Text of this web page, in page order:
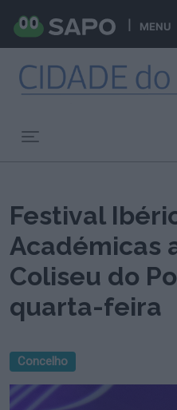
MENU
Festival
Académicas
Coliseu do
quarta-feira
Concelho